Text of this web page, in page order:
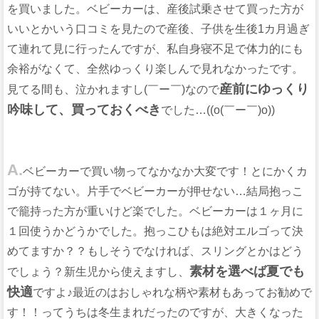
を買いました。ベビーカーは、産後試乗させて買った方が
いいとかいう口コミを見たので産後、子供を生後1カ月過ぎ
て連れて見に行ったんですが、私自身寝不足で体力的にも
余裕がなくて、全然ゆっくり楽しんで見れなかったです。
見てる間も、泣かれますし(￣ー￣)なので産前にゆっくり
吟味して、買っておくべき でした…((o(￣ー￣)o))
A.ベビーカーで買い物ってなかなか大変です！とにかくカ
ゴが持てない。片手でベビーカーが押せない…結局抱っこ
で籠持った方が重いけど楽でした。ベビーカーは１ヶ月に
１回使うかどうかでした。抱っこひもは絶対エルゴって決
めてますか？？もしそうでなければ、スリングとかはどう
でしょう？新生児から使えますし、 素材を選べば夏でも
快適ですよ♪最近のはおしゃれな柄や素材もあってお勧めで
す！！ってうちは冬生まれだったのですが、大きくなった